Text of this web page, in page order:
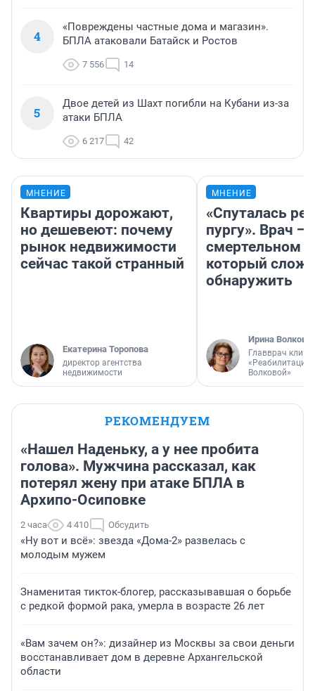
4
«Повреждены частные дома и магазин».
БПЛА атаковали Батайск и Ростов
7 556 14
5
Двое детей из Шахт погибли на Кубани из-за
атаки БПЛА
6 217 42
МНЕНИЕ
Квартиры дорожают,
но дешевеют: почему
рынок недвижимости
сейчас такой странный
Екатерина Торопова
директор агентства
недвижимости
МНЕНИЕ
«Спуталась
пургу». Врач —
смертельном
который
обнаружить
Ирина Волкова
Главврач
«Реабилитация
Волковой»
РЕКОМЕНДУЕМ
«Нашел Наденьку, а у нее пробита
голова». Мужчина рассказал, как
потерял жену при атаке БПЛА в
Архипо-Осиповке
2 часа 4 410 Обсудить
«Ну вот и всё»: звезда «Дома-2» развелась с
молодым мужем
Знаменитая тикток-блогер, рассказывавшая о борьбе
с редкой формой рака, умерла в возрасте 26 лет
«Вам зачем он?»: дизайнер из Москвы за свои деньги
восстанавливает дом в деревне Архангельской
области